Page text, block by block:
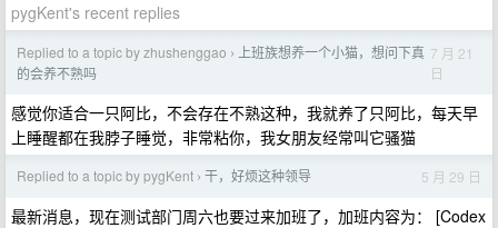
pygKent's recent replies
Replied to a topic by zhushenggao ›
上班族想养一个小猫，想问下真
的会养不熟吗
7 月 21
日
感觉你适合一只阿比，不会存在不熟这种，我就养了只阿比，每天早
上睡醒都在我脖子睡觉，非常粘你，我女朋友经常叫它骚猫
Replied to a topic by pygKent › 干，好烦这种领导 5 月 29 日
最新消息，现在测试部门周六也要过来加班了，加班内容为： [Codex